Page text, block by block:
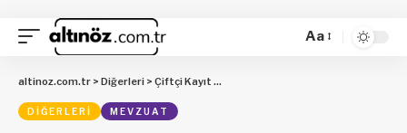
Aa
altinoz.com.tr > Diğerleri > Çiftçi Kayıt Sistemi Yönetmeliğinde Değişiklik Yapılmasına Dair Yönetmelik
DIĞERLERI MEVZUAT